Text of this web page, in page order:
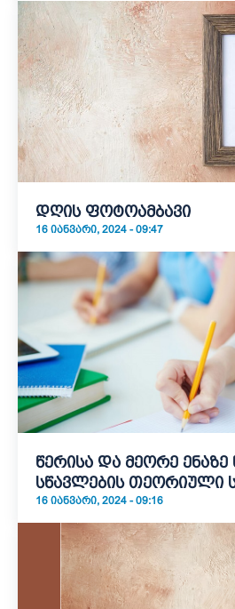
დღის ფოტოამბავი
16 ᲘᲐᲜᲕᲐᲠᲘ, 2024 - 09:47
წერისა და მეორე ენაზე
სწავლების თეორიული
16 ᲘᲐᲜᲕᲐᲠᲘ, 2024 - 09:16